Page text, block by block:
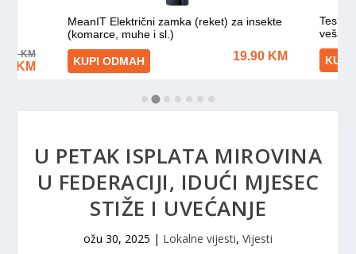
U PETAK ISPLATA MIROVINA
U FEDERACIJI, IDUĆI MJESEC
STIŽE I UVEĆANJE
ožu 30, 2025 | Lokalne vijesti, Vijesti